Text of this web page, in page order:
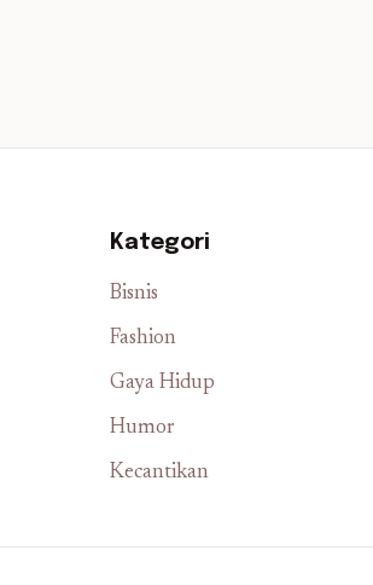
Kategori
Bisnis
Fashion
Gaya Hidup
Humor
Kecantikan